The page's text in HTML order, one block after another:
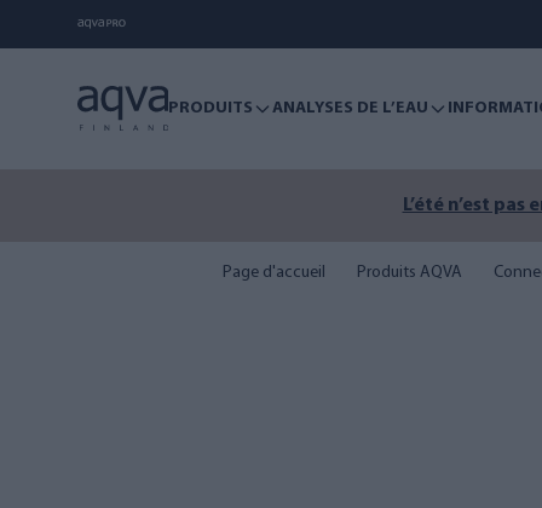
PRODUITS ANALYSES DE L’EAU
L’été n’est
Page d'accueil Produits AQVA